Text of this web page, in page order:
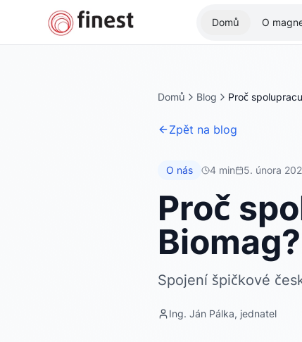
Domů O
Domů Blog Proč
Zpět na blog
O nás 4 min 5. února
Proč
Biomag?
Spojení špičkové
Ing. Ján Pálka, jednatel